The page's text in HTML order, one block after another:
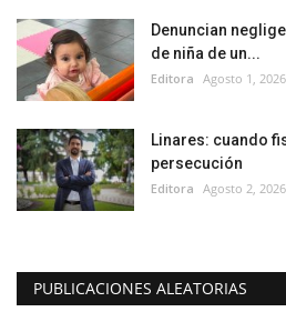
Denuncian
de niña de un...
Editora Agosto 1, 2026
Linares: cuando
persecución
Editora Agosto 2, 2026
PUBLICACIONES ALEATORIAS